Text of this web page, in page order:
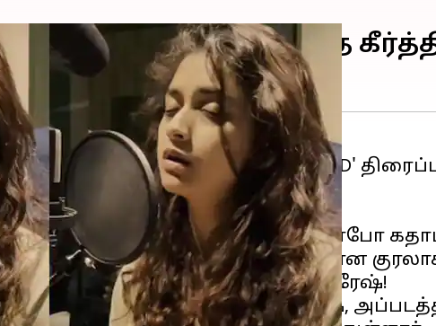
A.D' படத்தில் இணைந்த
ஒன்றான 'கல்கி 2898 A.D'
A.D' அப்டேட்டில் 'புஜ்ஜி' என்ற ரோபோ
அதன் குரல் பரிச்சயமான
வாய்ஸ் கொடுத்திருப்பது கீர்த்தி சுரேஷ்!
தேசிய விருதுவென்ற கீர்த்தி சுரேஷ்,